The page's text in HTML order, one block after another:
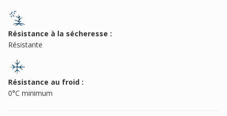
Résistance à la sécheresse :
Résistante
Résistance au froid :
0°C minimum